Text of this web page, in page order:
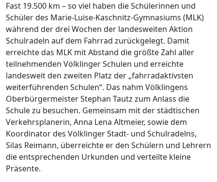
Fast 19.500 km – so viel haben die Schülerinnen und
Schüler des Marie-Luise-Kaschnitz-Gymnasiums (MLK)
während der drei Wochen der landesweiten Aktion
Schulradeln auf dem Fahrrad zurückgelegt. Damit
erreichte das MLK mit Abstand die größte Zahl aller
teilnehmenden Völklinger Schulen und erreichte
landesweit den zweiten Platz der „fahrradaktivsten
weiterführenden Schulen“. Das nahm Völklingens
Oberbürgermeister Stephan Tautz zum Anlass die
Schule zu besuchen. Gemeinsam mit der städtischen
Verkehrsplanerin, Anna Lena Altmeier, sowie dem
Koordinator des Völklinger Stadt- und Schulradelns,
Silas Reimann, überreichte er den Schülern und Lehrern
die entsprechenden Urkunden und verteilte kleine
Präsente.